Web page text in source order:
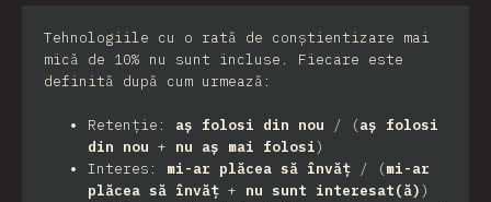
Tehnologiile cu o rată de conștientizare mai
mică de 10% nu sunt incluse. Fiecare este
definită după cum urmează:
Retenție: aș folosi din nou / (aș folosi
din nou + nu aș mai folosi)
Interes: mi-ar plăcea să învăț / (mi-ar
plăcea să învăț + nu sunt interesat(ă))